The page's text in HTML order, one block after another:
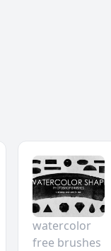
watercolor
free brushes